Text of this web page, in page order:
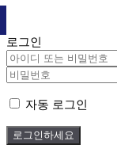
로그인
자동 로그인